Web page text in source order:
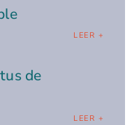
LEER +
de
LEER +